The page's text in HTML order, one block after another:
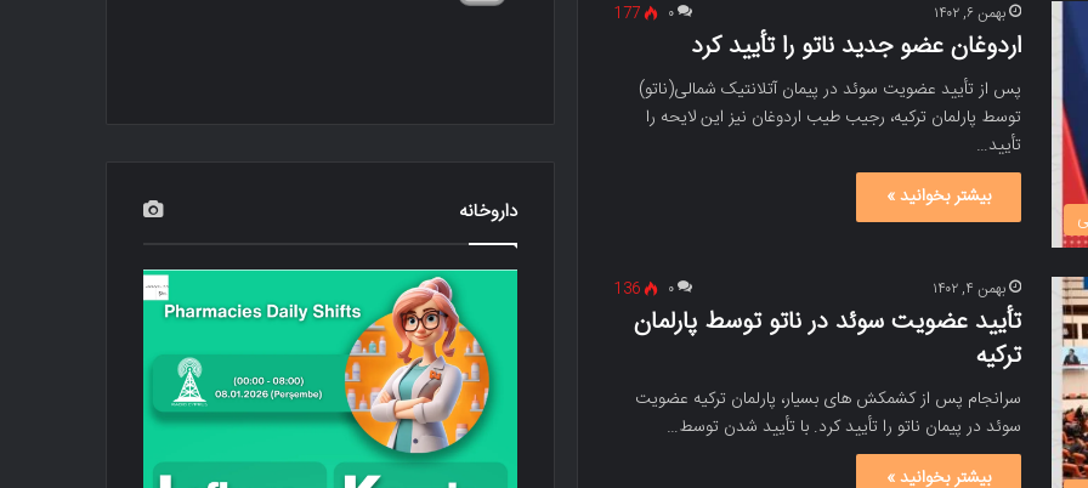
بهمن ۶, ۱۴۰۲ ۰ 177
اردوغان عضو جدید ناتو را تأیید کرد
پس از تأیید عضویت سوئد در پیمان آتلانتیک شمالی(ناتو)
توسط پارلمان ترکیه، رجیب طیب اردوغان نیز این لایحه را
تأیید…
بیشتر بخوانید »
بهمن ۴, ۱۴۰۲ ۰ 136
تأیید عضویت سوئد در ناتو توسط پارلمان
ترکیه
سرانجام پس از کشمکش های بسیار، پارلمان ترکیه عضویت
سوئد در پیمان ناتو را تأیید کرد. با تأیید شدن توسط…
بیشتر بخوانید »
داروخانه